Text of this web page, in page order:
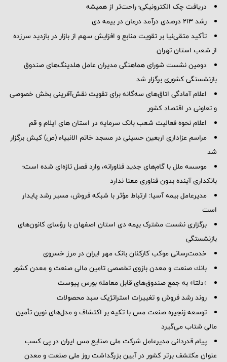
دریافت چک الکترونیکی؛ راحت‌تر از همیشه
رشد ۲۱۳ درصدی درآمد درمان در بیمه دی
تأکید متقی‌نیا بر تقویت منابع و افزایش سهم از بازار در بازدید سرزده
از شعب استان تهران
دومین نشست شورای هماهنگی مدیران عامل هلدینگ‌های صندوق
بازنشستگی کشوری برگزار شد
اعلام آمادگی اتاق‌های سه‌گانه برای تقویت نقش‌آفرینی بخش خصوصی
و تعاونی در اقتصاد کشور
اعلام نحوه فعالیت شعب بانک سرمایه در استان های ایلام و قم
مراسم عزاداری اربعین حسینی در مسجد خاتم ‌الانبیاء (ص) کیش برگزار
شد
موسسه ملل با گام‌های جدید فناورانه، وارد فصل تازه‌ای شده است؛
بانکداری آینده بدون فناوری معنا ندارد
مدیرعامل بیمه آسیا: ارتباط مؤثر با شبکه فروش، مسیر رشد پایدار
است
برگزاری نشست مشترک بیمه دی استان اصفهان با رؤسای کانون‌های
بازنشستگی
خدمت‌رسانی موکب کارکنان بانک مهر ایران در مرز خسروی
بانك صنعت و معدن بازوی تخصصی تامین مالی صنعت و معدن كشور
«دلتا» به جمع صندوق‌های قابل معامله بورس پیوست
روند رشد فروش و تغییرات استراتژیک سبد محصولات
توسعه زنجیره صنعت مس با تکیه بر اکتشاف و مدل‌های نوین تأمین
مالی شتاب می‌گیرد
پیام قدردانی مدیرعامل شرکت ملی صنایع مس ایران در پی کسب
عنوان مکتشف برتر کشور در آیین بزرگداشت روز ملی صنعت و معدن